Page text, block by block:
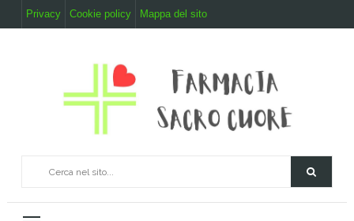
Privacy Cookie policy Mappa del sito